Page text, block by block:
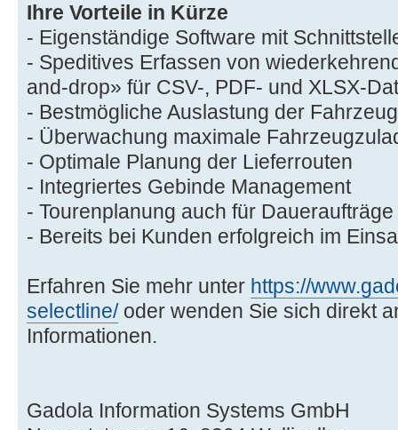
Ihre Vorteile in Kürze
- Eigenständige Software mit
- Speditives Erfassen von
and-drop» für CSV-, PDF- und XLSX-
- Bestmögliche Auslastung der
- Überwachung maximale
- Optimale Planung der Lieferrouten
- Integriertes Gebinde Management
- Tourenplanung auch für
- Bereits bei Kunden erfolgreich im
Erfahren Sie mehr unter https://
selectline/oder wenden Sie sich direkt
Informationen.
Gadola Information Systems GmbH